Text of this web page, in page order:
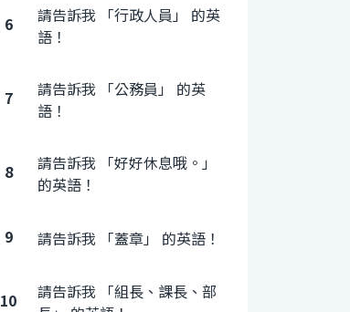
6
請告訴我 「行政人員」 的英
語！
7
請告訴我 「公務員」 的英
語！
8
請告訴我 「好好休息哦。」
的英語！
9 請告訴我 「蓋章」 的英語！
10
請告訴我 「組長、課長、部